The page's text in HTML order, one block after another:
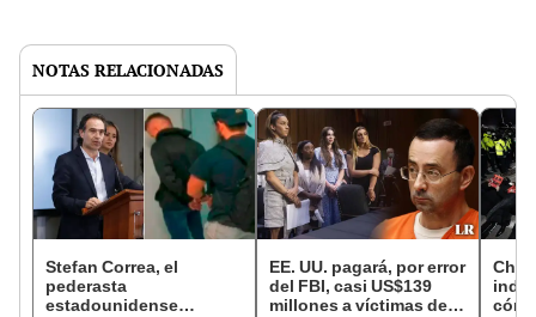
NOTAS RELACIONADAS
Stefan Correa, el
pederasta
estadounidense
EE. UU. pagará, por error
del FBI, casi US$139
millones a víctimas de
Cho